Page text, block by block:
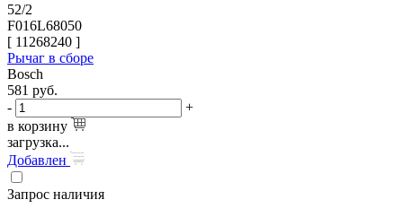
52/2
F016L68050
[ 11268240 ]
Рычаг в сборе
Bosch
581 руб.
-
+
в корзину
загрузка...
Добавлен
Запрос наличия